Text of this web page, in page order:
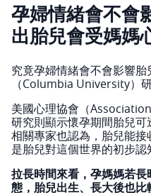
孕婦情緒會不會
出胎兒會受媽媽
究竟孕婦情緒會不會影響
（Columbia University）
美國心理協會（
研究則顯示懷孕期間胎兒可
相關專家也認為，胎兒能
是胎兒對這個世界的初步認
拉長時間來看，孕媽媽若
態，胎兒出生、長大後也